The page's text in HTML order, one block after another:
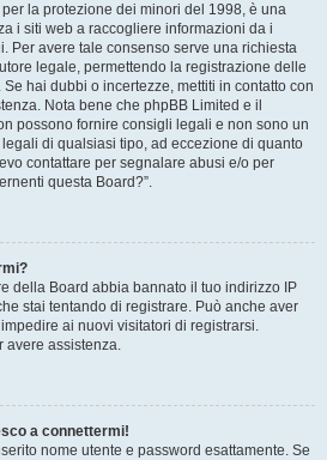
la protezione dei minori del 1998, è una
i siti web a raccogliere informazioni da i
Per avere tale consenso serve una richiesta
legale, permettendo la registrazione delle
hai dubbi o incertezze, mettiti in contatto con
Nota bene che phpBB Limited e il
possono fornire consigli legali e non sono un
di qualsiasi tipo, ad eccezione di quanto
contattare per segnalare abusi e/o per
questa Board?”.
della Board abbia bannato il tuo indirizzo IP
stai tentando di registrare. Può anche aver
ai nuovi visitatori di registrarsi.
avere assistenza.
a connettermi!
nome utente e password esattamente. Se